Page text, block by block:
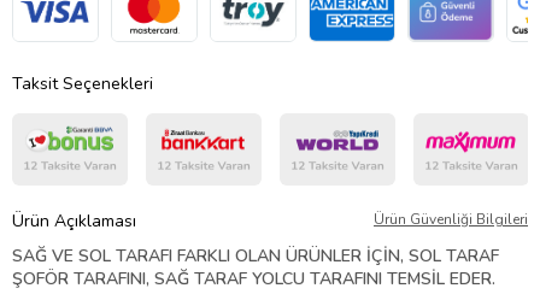
Taksit Seçenekleri
Ürün Açıklaması Ürün Güvenliği Bilgileri
SAĞ VE SOL TARAFI FARKLI OLAN ÜRÜNLER İÇİN, SOL TARAF
ŞOFÖR TARAFINI, SAĞ TARAF YOLCU TARAFINI TEMSİL EDER.